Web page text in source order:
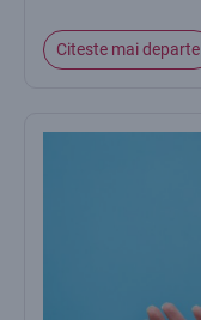
Citeste mai departe